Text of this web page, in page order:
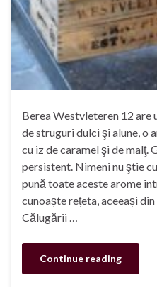
Berea Westvleteren 12 are
de struguri dulci şi alune, o
cu iz de caramel şi de malţ.
persistent. Nimeni nu ştie
pună toate aceste arome
cunoaște rețeta, aceeași
Călugării …
Continue reading